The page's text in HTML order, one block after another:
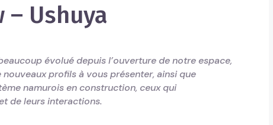
– Ushuya
évolué depuis l’ouverture de notre espace,
profils à vous présenter, ainsi que
namurois en construction, ceux qui
de leurs interactions.